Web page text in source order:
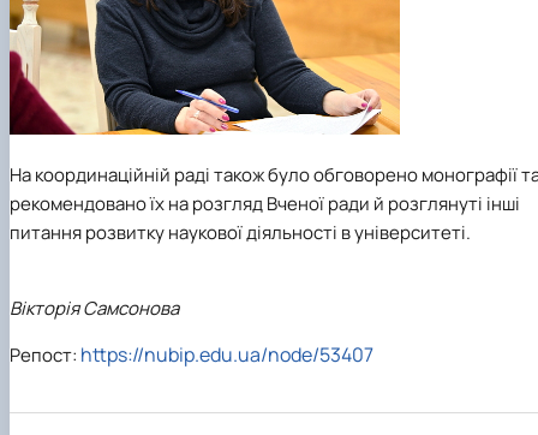
На координаційній раді також було обговорено монографії
рекомендовано їх на розгляд Вченої ради й розглянуті інші
питання розвитку наукової діяльності в університеті.
Вікторія Самсонова
Репост: https://nubip.edu.ua/node/53407